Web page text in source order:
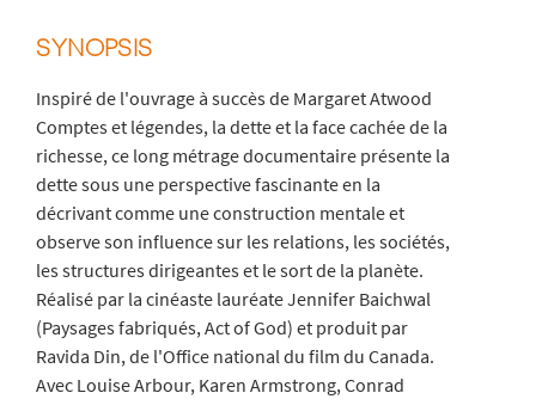
SYNOPSIS
Inspiré de l'ouvrage à succès de Margaret Atwood
Comptes et légendes, la dette et la face cachée de la
richesse, ce long métrage documentaire présente la
dette sous une perspective fascinante en la
décrivant comme une construction mentale et
observe son influence sur les relations, les sociétés,
les structures dirigeantes et le sort de la planète.
Réalisé par la cinéaste lauréate Jennifer Baichwal
(Paysages fabriqués, Act of God) et produit par
Ravida Din, de l'Office national du film du Canada.
Avec Louise Arbour, Karen Armstrong, Conrad